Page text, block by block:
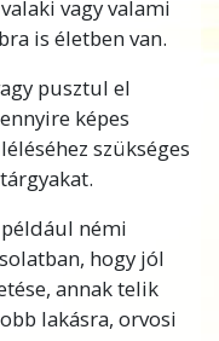
nem
mit tudsz
a dolgok
tudjuk
működőképes
az életed
és
vagy valami
is életben van.
pusztul el
képes
szükséges
némi
hogy jól
annak telik
lakásra, orvosi